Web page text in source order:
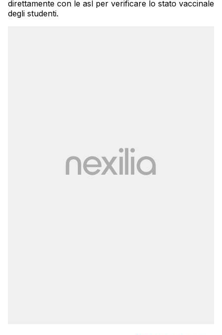
direttamente con le asl per verificare lo stato vaccinale
degli studenti.